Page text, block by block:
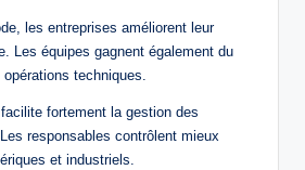
les entreprises améliorent leur
Les équipes gagnent également du
techniques.
fortement la gestion des
responsables contrôlent mieux
et industriels.